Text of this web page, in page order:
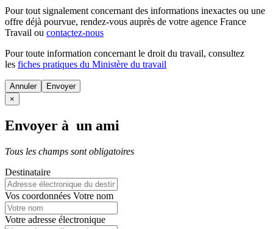
Pour tout signalement concernant des informations inexactes ou une
offre déjà pourvue, rendez-vous auprès de votre agence France
Travail ou contactez-nous
Pour toute information concernant le droit du travail, consultez
les fiches pratiques du Ministère du travail
Annuler
×
Envoyer à un ami
Tous les champs sont obligatoires
Destinataire
Vos coordonnées Votre nom
Votre adresse électronique